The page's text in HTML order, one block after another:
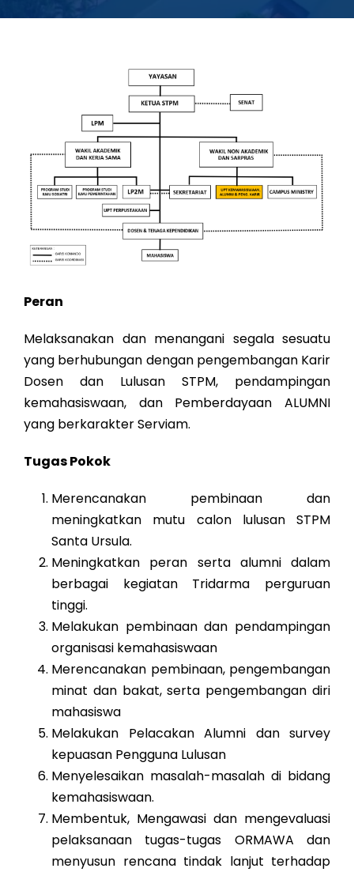
Peran
Melaksanakan dan menangani segala sesuatu
yang berhubungan dengan pengembangan Karir
Dosen dan Lulusan STPM, pendampingan
kemahasiswaan, dan Pemberdayaan ALUMNI
yang berkarakter Serviam.
Tugas Pokok
Merencanakan pembinaan dan
meningkatkan mutu calon lulusan STPM
Santa Ursula.
Meningkatkan peran serta alumni dalam
berbagai kegiatan Tridarma perguruan
tinggi.
Melakukan pembinaan dan pendampingan
organisasi kemahasiswaan
Merencanakan pembinaan, pengembangan
minat dan bakat, serta pengembangan diri
mahasiswa
Melakukan Pelacakan Alumni dan survey
kepuasan Pengguna Lulusan
Menyelesaikan masalah-masalah di bidang
kemahasiswaan.
Membentuk, Mengawasi dan mengevaluasi
pelaksanaan tugas-tugas ORMAWA dan
menyusun rencana tindak lanjut terhadap